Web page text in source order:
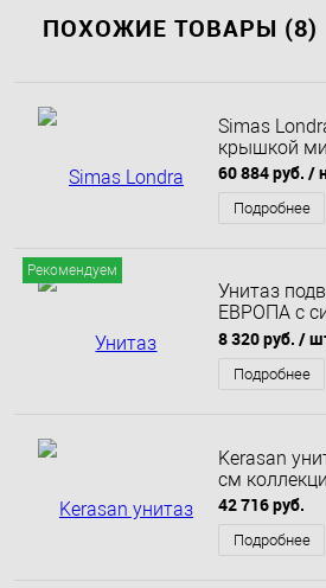
ПОХОЖИЕ ТОВАРЫ (8)
Simas
крышкой
60 884 руб. /
Подробнее
Рекомендуем
Унитаз
ЕВРОПА с
закрытия
8 320 руб. /
Подробнее
Kerasan
см
42 716 руб.
Подробнее